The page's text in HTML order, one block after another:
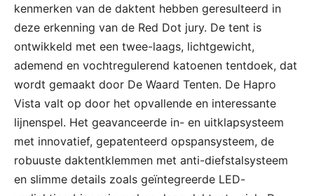
kenmerken van de daktent hebben geresulteerd in
deze erkenning van de Red Dot jury. De tent is
ontwikkeld met een twee-laags, lichtgewicht,
ademend en vochtregulerend katoenen tentdoek, dat
wordt gemaakt door De Waard Tenten. De Hapro
Vista valt op door het opvallende en interessante
lijnenspel. Het geavanceerde in- en uitklapsysteem
met innovatief, gepatenteerd opspansysteem, de
robuuste daktentklemmen met anti-diefstalsysteem
en slimme details zoals geïntegreerde LED-